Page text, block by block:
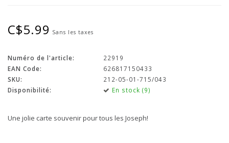
C$5.99 Sans les taxes
Numéro de l'article:
22919
EAN Code:
626817150433
SKU:
212-05-01-715/043
Disponibilité:
En stock (9)
Une jolie carte souvenir pour tous les Joseph!